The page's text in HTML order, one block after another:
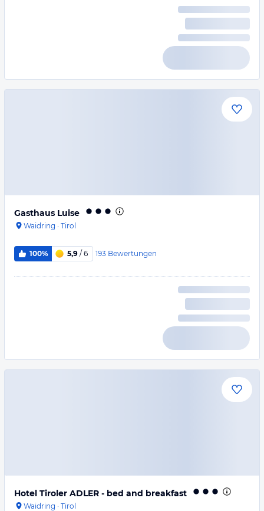
Gasthaus Luise
Waidring · Tirol
100% 5,9 / 6 193 Bewertungen
Hotel Tiroler ADLER - bed and breakfast
Waidring · Tirol